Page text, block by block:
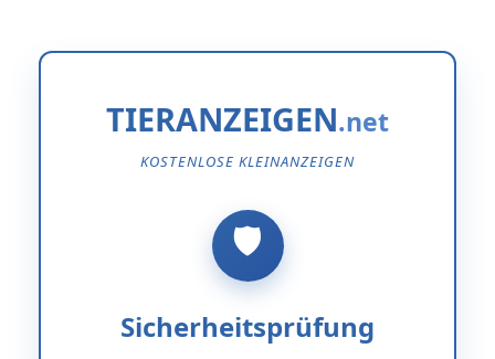
TIERANZEIGEN
KOSTENLOSE KLEINANZEIGEN
Sicherheitsprüfung